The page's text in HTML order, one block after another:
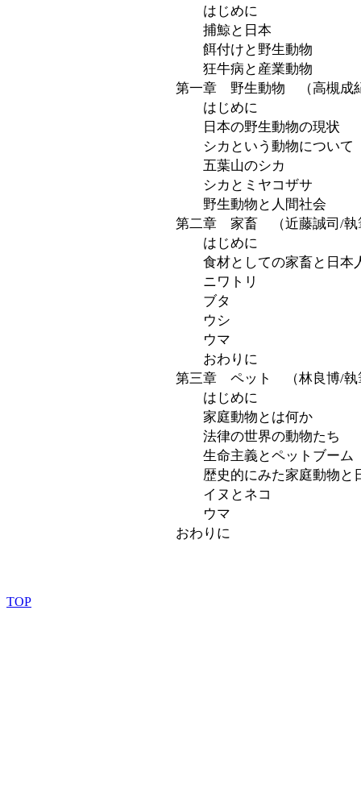
はじめに
捕鯨と日本
餌付けと野生動物
狂牛病と産業動物
第一章 野生動物 （高槻成
はじめに
日本の野生動物の現状
シカという動物について
五葉山のシカ
シカとミヤコザサ
野生動物と人間社会
第二章 家畜 （近藤誠司/執
はじめに
食材としての家畜と日本
ニワトリ
ブタ
ウシ
ウマ
おわりに
第三章 ペット （林良博/執
はじめに
家庭動物とは何か
法律の世界の動物たち
生命主義とペットブーム
歴史的にみた家庭動物と
イヌとネコ
ウマ
おわりに
TOP